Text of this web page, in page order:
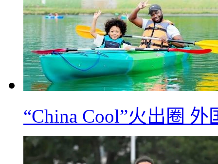
“China Cool”火出圈